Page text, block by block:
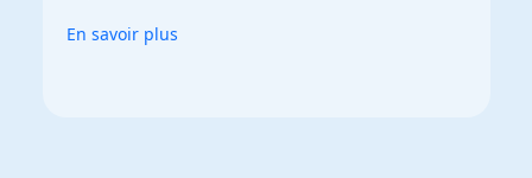
En savoir plus